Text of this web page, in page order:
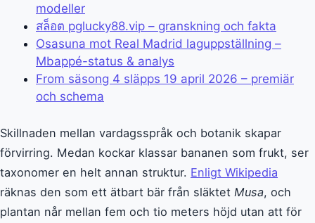
modeller
สล็อต pglucky88.vip – granskning och fakta
Osasuna mot Real Madrid laguppställning –
Mbappé-status & analys
From säsong 4 släpps 19 april 2026 – premiär
och schema
Skillnaden mellan vardagsspråk och botanik skapar
förvirring. Medan kockar klassar bananen som frukt, ser
taxonomer en helt annan struktur. Enligt Wikipedia
räknas den som ett ätbart bär från släktet Musa, och
plantan når mellan fem och tio meters höjd utan att för